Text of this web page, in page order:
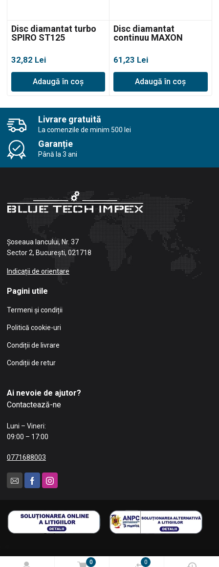
0 0
Disc diamantat turbo
SPIRO ST125
32,82 Lei
Adaugă în coș
Disc diamantat
continuu MAXON
61,23 Lei
Adaugă în coș
Livrare gratuită
La comenzile de minim 500 lei
Garanție
Până la 3 ani
Șoseaua Iancului, Nr. 37
Sector 2, București, 021718
Indicații de orientare
Pagini utile
Termeni și condiții
Politică cookie-uri
Condiții de livrare
Condiții de retur
Ai nevoie de ajutor?
Contactează-ne
Luni – Vineri:
09:00 – 17:00
0771688003